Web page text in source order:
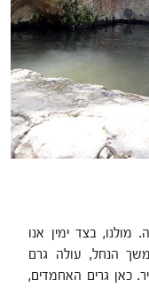
בצד ימין אנו
הנחל, עולה גרם
כבביר. כאן גרים האחמדים,